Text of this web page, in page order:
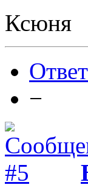
Ксюня
−